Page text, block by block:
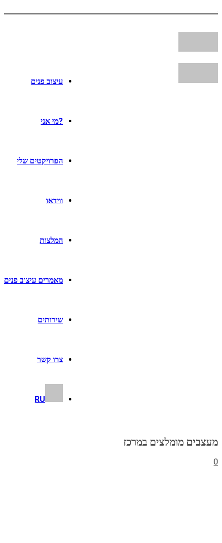
עיצוב פנים
?מי אני
הפרויקטים שלי
ווידאו
המלצות
מאמרים עיצוב פנים
שירותים
צרו קשר
RU
מעצבים מומלצים במרכז
0